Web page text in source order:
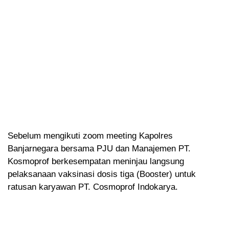
Sebelum mengikuti zoom meeting Kapolres
Banjarnegara bersama PJU dan Manajemen PT.
Kosmoprof berkesempatan meninjau langsung
pelaksanaan vaksinasi dosis tiga (Booster) untuk
ratusan karyawan PT. Cosmoprof Indokarya.